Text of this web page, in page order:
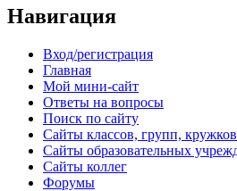
Навигация
Вход/регистрация
Главная
Мой мини-сайт
Ответы на вопросы
Поиск по сайту
Сайты классов, групп,
Сайты образовательных
Сайты коллег
Форумы